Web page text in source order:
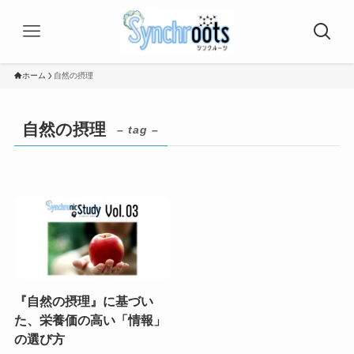
ホーム 自然の摂理
自然の摂理 – tag –
『自然の摂理』に基づい
た、栄養価の高い「情報」
の選び方